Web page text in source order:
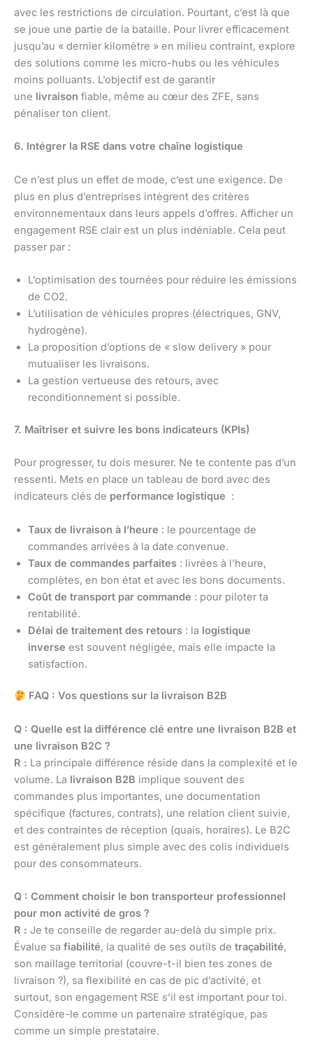
avec les restrictions de circulation. Pourtant, c’est là que
se joue une partie de la bataille. Pour livrer efficacement
jusqu’au « dernier kilomètre » en milieu contraint, explore
des solutions comme les micro-hubs ou les véhicules
moins polluants. L’objectif est de garantir
une livraison fiable, même au cœur des ZFE, sans
pénaliser ton client.
6. Intégrer la RSE dans votre chaîne logistique
Ce n’est plus un effet de mode, c’est une exigence. De
plus en plus d’entreprises intègrent des critères
environnementaux dans leurs appels d’offres. Afficher un
engagement RSE clair est un plus indéniable. Cela peut
passer par :
L’optimisation des tournées pour réduire les émissions
de CO2.
L’utilisation de véhicules propres (électriques, GNV,
hydrogène).
La proposition d’options de « slow delivery » pour
mutualiser les livraisons.
La gestion vertueuse des retours, avec
reconditionnement si possible.
7. Maîtriser et suivre les bons indicateurs (KPIs)
Pour progresser, tu dois mesurer. Ne te contente pas d’un
ressenti. Mets en place un tableau de bord avec des
indicateurs clés de performance logistique :
Taux de livraison à l’heure : le pourcentage de
commandes arrivées à la date convenue.
Taux de commandes parfaites : livrées à l’heure,
complètes, en bon état et avec les bons documents.
Coût de transport par commande : pour piloter ta
rentabilité.
Délai de traitement des retours : la logistique
inverse est souvent négligée, mais elle impacte la
satisfaction.
FAQ : Vos questions sur la livraison B2B
Q : Quelle est la différence clé entre une livraison B2B et
une livraison B2C ?
R : La principale différence réside dans la complexité et le
volume. La livraison B2B implique souvent des
commandes plus importantes, une documentation
spécifique (factures, contrats), une relation client suivie,
et des contraintes de réception (quais, horaires). Le B2C
est généralement plus simple avec des colis individuels
pour des consommateurs.
Q : Comment choisir le bon transporteur professionnel
pour mon activité de gros ?
R : Je te conseille de regarder au-delà du simple prix.
Évalue sa fiabilité, la qualité de ses outils de traçabilité,
son maillage territorial (couvre-t-il bien tes zones de
livraison ?), sa flexibilité en cas de pic d’activité, et
surtout, son engagement RSE s’il est important pour toi.
Considère-le comme un partenaire stratégique, pas
comme un simple prestataire.